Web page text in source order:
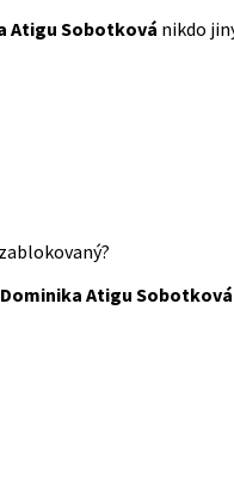
Atigu Sobotková nikdo
zablokovaný?
Dominika Atigu Sobotková